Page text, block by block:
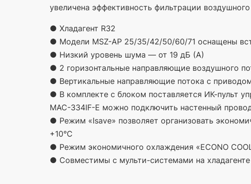
увеличена эффективность фильтрации
● Хладагент R32
● Модели MSZ-AP 25/35/42/50/60/71 оснащены
● Низкий уровень шума — от 19 дБ (А)
● 2 горизонтальные направляющие воздушного
● Вертикальные направляющие потока с
● В комплекте с блоком поставляется ИК-пульт
MAC-334IF-E можно подключить настенный
● Режим «Isave» позволяет организовать
+10°С
● Режим экономичного охлаждения «ECONO
● Совместимы с мульти-системами на хладагенте